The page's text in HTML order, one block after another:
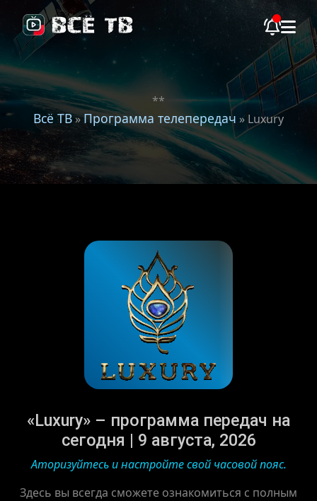
**
Всё ТВ»Программа телепередач » Luxury
«Luxury» – программа передач на
сегодня | 9 августа, 2026
Аторизуйтесь и настройте свой часовой пояс.
Здесь вы всегда сможете ознакомиться с полным